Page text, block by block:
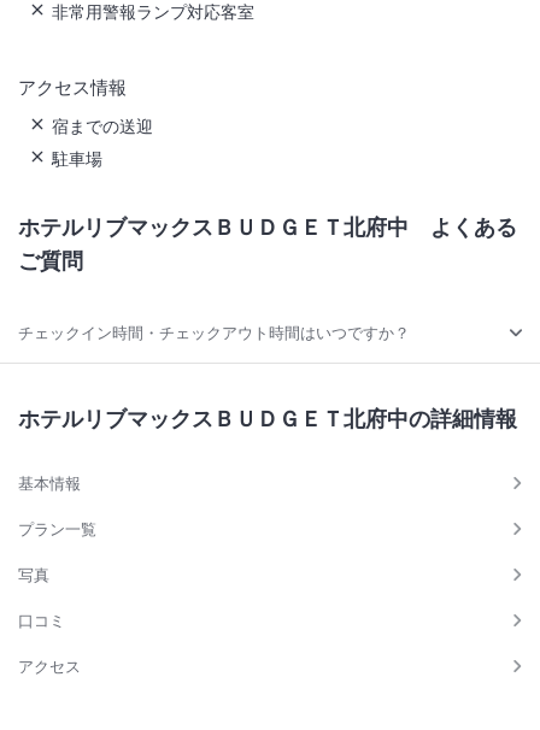
非常用警報ランプ対応客室
アクセス情報
宿までの送迎
駐車場
ホテルリブマックスＢＵＤＧＥＴ北府中 よくある
ご質問
チェックイン時間・チェックアウト時間はいつですか？
ホテルリブマックスＢＵＤＧＥＴ北府中の詳細情報
基本情報
プラン一覧
写真
口コミ
アクセス